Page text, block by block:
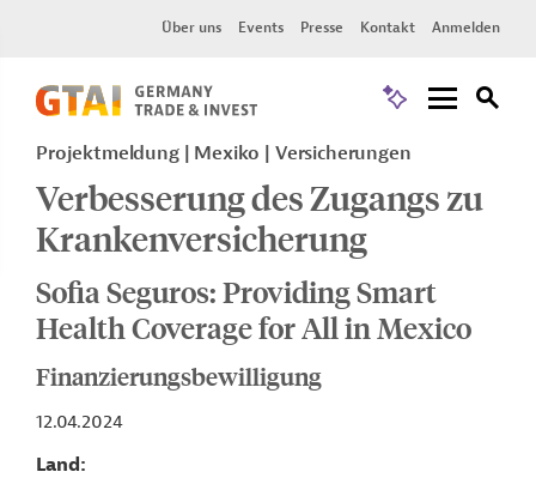
Über uns Events Presse Kontakt Anmelden
Projektmeldung Mexiko Versicherungen
Verbesserung des Zugangs zu
Krankenversicherung
Sofia Seguros: Providing Smart
Health Coverage for All in Mexico
Finanzierungsbewilligung
12.04.2024
Land